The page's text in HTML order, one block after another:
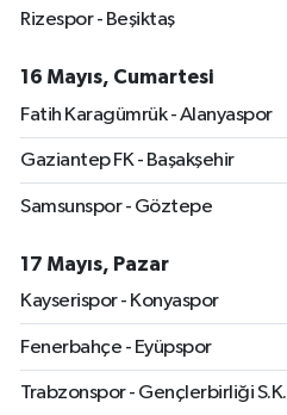
Rizespor - Beşiktaş
16 Mayıs, Cumartesi
Fatih Karagümrük - Alanyaspor
Gaziantep FK - Başakşehir
Samsunspor - Göztepe
17 Mayıs, Pazar
Kayserispor - Konyaspor
Fenerbahçe - Eyüpspor
Trabzonspor - Gençlerbirliği S.K.